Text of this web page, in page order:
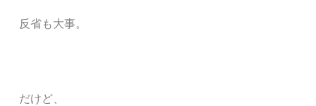
反省も大事。
だけど、